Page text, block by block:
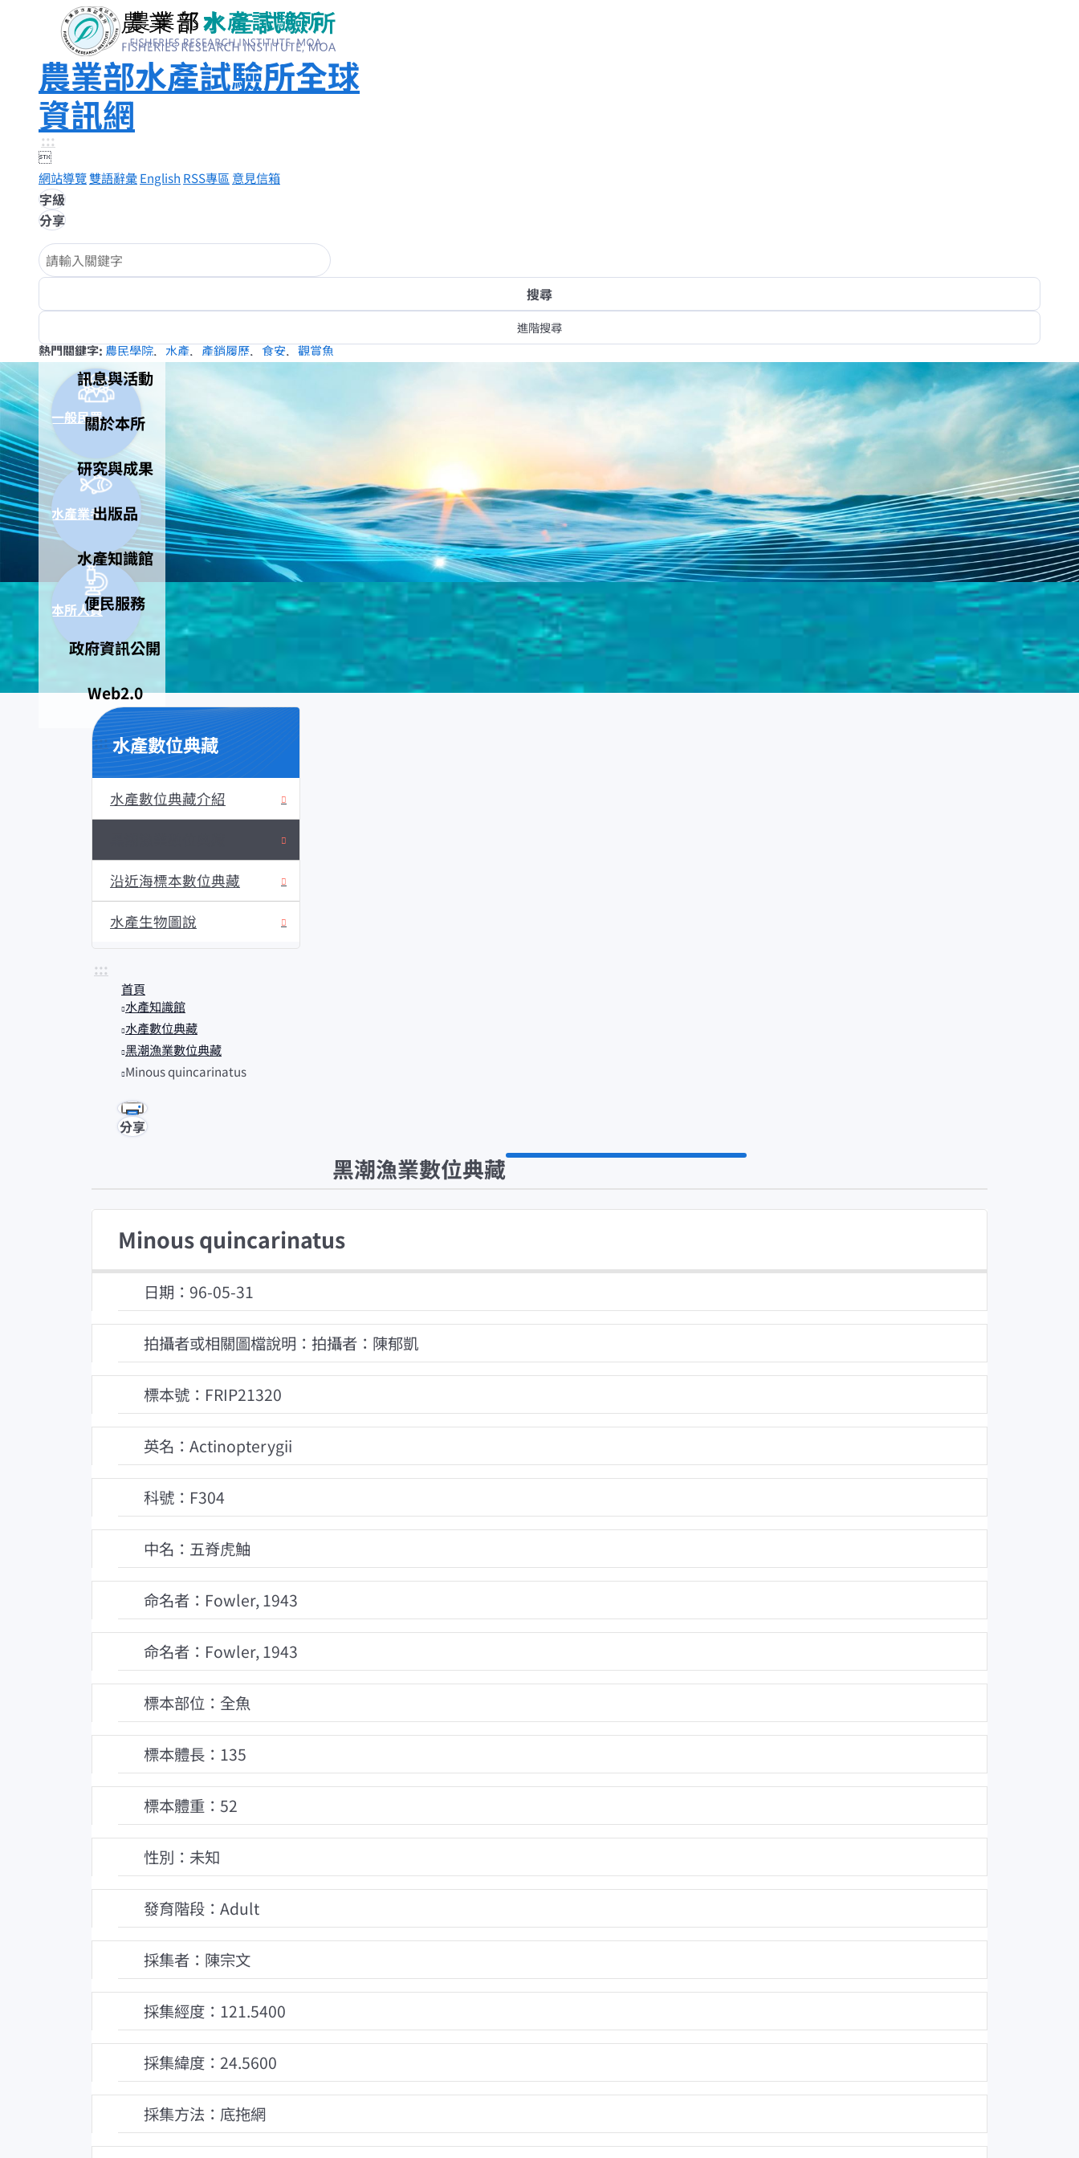
農業部水產試驗所全球
資訊網
:::

網站導覽雙語辭彙English RSS專區 意見信箱
字級
分享
熱門關鍵字 農民學院 水產 產銷履歷 食安 觀賞魚
訊息與活動
關於本所
研究與成果
出版品
水產知識館
便民服務
政府資訊公開
Web2.0
一般民眾
水產業者
本所人員
::: 水產數位典藏
水產數位典藏介紹
沿近海標本數位典藏
水產生物圖說
:::
首頁
水產知識館
水產數位典藏
黑潮漁業數位典藏
Minous quincarinatus
分享
黑潮漁業數位典藏
Minous quincarinatus
日期：96-05-31
拍攝者或相關圖檔說明：拍攝者：陳郁凱
標本號：FRIP21320
英名：Actinopterygii
科號：F304
中名：五脊虎鮋
命名者：Fowler, 1943
命名者：Fowler, 1943
標本部位：全魚
標本體長：135
標本體重：52
性別：未知
發育階段：Adult
採集者：陳宗文
採集經度：121.5400
採集緯度：24.5600
採集方法：底拖網